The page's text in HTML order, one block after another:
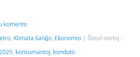
komento
Klimata ŝanĝo Ekonomio
Ŝlosil-vortoj :
2025 konsumantoj konduto